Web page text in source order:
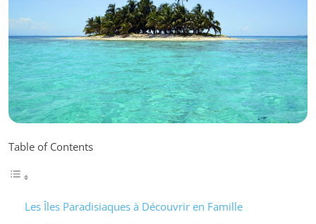
Table of Contents
Les Îles Paradisiaques à Découvrir en Famille